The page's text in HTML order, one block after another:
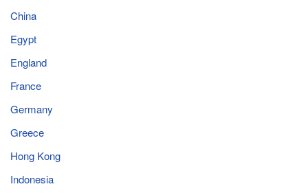
China
Egypt
England
France
Germany
Greece
Hong Kong
Indonesia